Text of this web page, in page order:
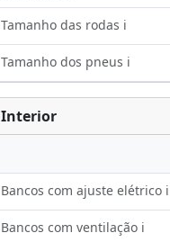
Tamanho das rodas ℹ️
Tamanho dos pneus ℹ️
Interior
Bancos com ajuste elétrico ℹ️
Bancos com ventilação ℹ️